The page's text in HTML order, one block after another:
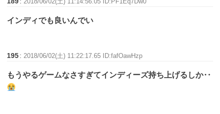
インディでも良いんでい
195 : 2018/06/02(土) 11:22:17.65 ID:fafOawHzp
もうやるゲームなさすぎてインディーズ持ち上げるしか‥